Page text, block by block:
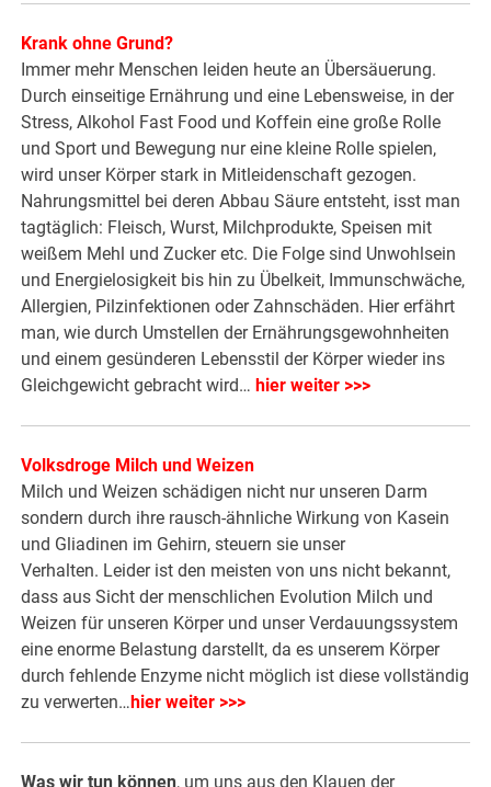
Krank ohne Grund?
Immer mehr Menschen leiden heute an Übersäuerung.
Durch einseitige Ernährung und eine Lebensweise, in der
Stress, Alkohol Fast Food und Koffein eine große Rolle
und Sport und Bewegung nur eine kleine Rolle spielen,
wird unser Körper stark in Mitleidenschaft gezogen.
Nahrungsmittel bei deren Abbau Säure entsteht, isst man
tagtäglich: Fleisch, Wurst, Milchprodukte, Speisen mit
weißem Mehl und Zucker etc. Die Folge sind Unwohlsein
und Energielosigkeit bis hin zu Übelkeit, Immunschwäche,
Allergien, Pilzinfektionen oder Zahnschäden. Hier erfährt
man, wie durch Umstellen der Ernährungsgewohnheiten
und einem gesünderen Lebensstil der Körper wieder ins
Gleichgewicht gebracht wird… hier weiter >>>
Volksdroge Milch und Weizen
Milch und Weizen schädigen nicht nur unseren Darm
sondern durch ihre rausch-ähnliche Wirkung von Kasein
und Gliadinen im Gehirn, steuern sie unser
Verhalten. Leider ist den meisten von uns nicht bekannt,
dass aus Sicht der menschlichen Evolution Milch und
Weizen für unseren Körper und unser Verdauungssystem
eine enorme Belastung darstellt, da es unserem Körper
durch fehlende Enzyme nicht möglich ist diese vollständig
zu verwerten… hier weiter >>>
Was wir tun können, um uns aus den Klauen der